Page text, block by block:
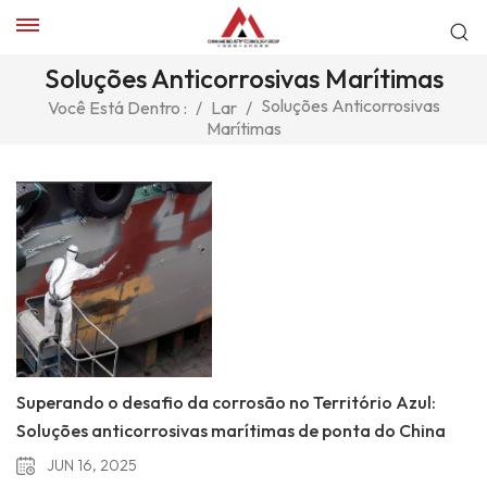
Soluções Anticorrosivas Marítimas
Você Está Dentro : / Lar / Soluções Anticorrosivas
Marítimas
Superando o desafio da corrosão no Território Azul:
Soluções anticorrosivas marítimas de ponta do China
AAB Industry Technology Group
JUN 16, 2025